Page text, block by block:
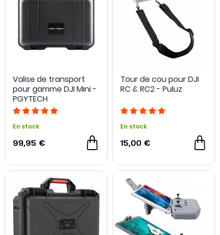
Valise de transport
pour gamme DJI Mini -
PGYTECH
En stock
99,95 €
Tour de cou pour DJI
RC & RC2 - Puluz
En stock
15,00 €